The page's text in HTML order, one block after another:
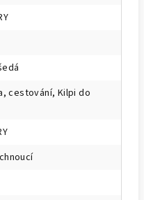
cestování, Kilpi do